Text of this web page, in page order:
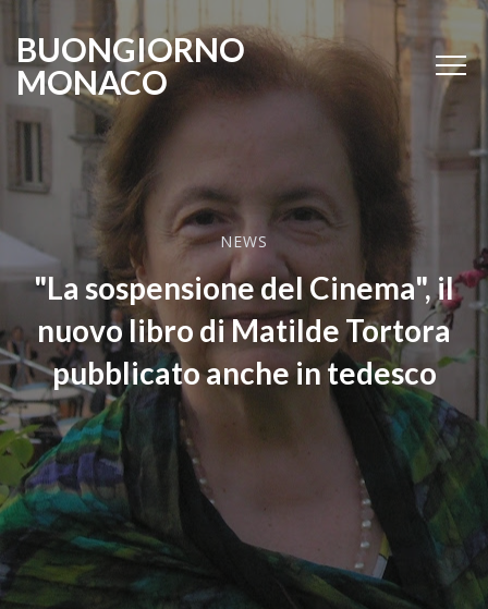
BUONGIORNO
MONACO
NEWS
"La sospensione del Cinema", il
nuovo libro di Matilde Tortora
pubblicato anche in tedesco